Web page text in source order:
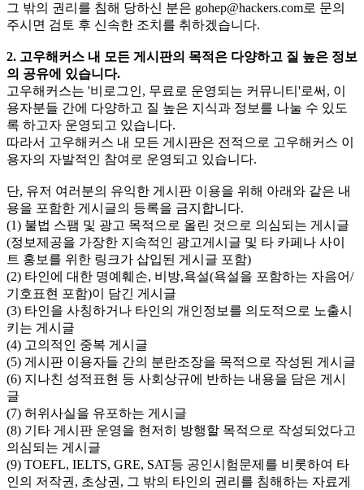
그 밖의 권리를 침해 당하신 분은 gohep@hackers.com로 문의
주시면 검토 후 신속한 조치를 취하겠습니다.
2. 고우해커스 내 모든 게시판의 목적은 다양하고 질 높은 정보
의 공유에 있습니다.
고우해커스는 '비로그인, 무료로 운영되는 커뮤니티'로써, 이
용자분들 간에 다양하고 질 높은 지식과 정보를 나눌 수 있도
록 하고자 운영되고 있습니다.
따라서 고우해커스 내 모든 게시판은 전적으로 고우해커스 이
용자의 자발적인 참여로 운영되고 있습니다.
단, 유저 여러분의 유익한 게시판 이용을 위해 아래와 같은 내
용을 포함한 게시글의 등록을 금지합니다.
(1) 불법 스팸 및 광고 목적으로 올린 것으로 의심되는 게시글
(정보제공을 가장한 지속적인 광고게시글 및 타 카페나 사이
트 홍보를 위한 링크가 삽입된 게시글 포함)
(2) 타인에 대한 명예훼손, 비방,욕설(욕설을 포함하는 자음어/
기호표현 포함)이 담긴 게시글
(3) 타인을 사칭하거나 타인의 개인정보를 의도적으로 노출시
키는 게시글
(4) 고의적인 중복 게시글
(5) 게시판 이용자들 간의 분란조장을 목적으로 작성된 게시글
(6) 지나친 성적표현 등 사회상규에 반하는 내용을 담은 게시
글
(7) 허위사실을 유포하는 게시글
(8) 기타 게시판 운영을 현저히 방행할 목적으로 작성되었다고
의심되는 게시글
(9) TOEFL, IELTS, GRE, SAT등 공인시험문제를 비롯하여 타
인의 저작권, 초상권, 그 밖의 타인의 권리를 침해하는 자료게